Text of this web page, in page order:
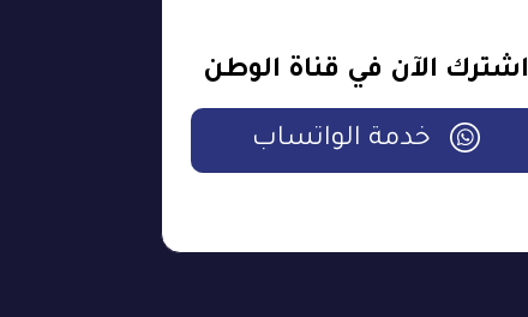
اشترك الآن في قناة الوطن
خدمة الواتساب